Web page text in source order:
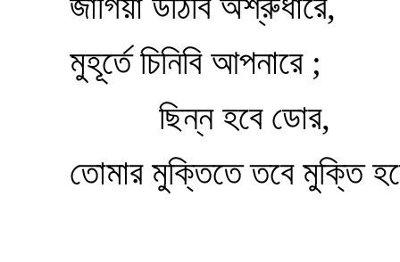
মুহূর্তে চিনিবি আপনারে ;
ছিন্ন হবে ডোর,
তোমার মুক্তিতে তবে মুক্তি